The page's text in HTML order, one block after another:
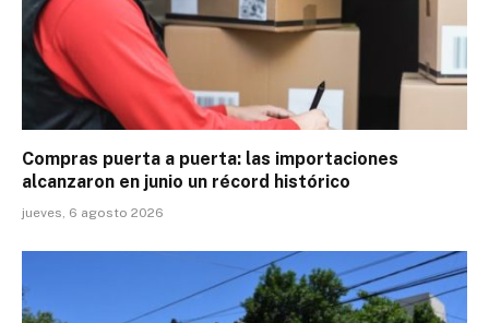
Compras puerta a puerta: las importaciones
alcanzaron en junio un récord histórico
jueves, 6 agosto 2026